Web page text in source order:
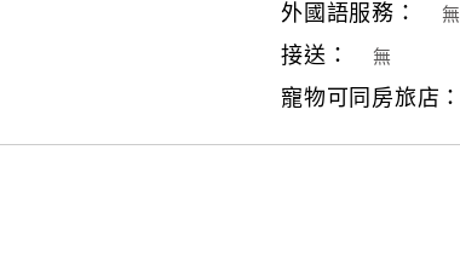
外國語服務： 無
接送： 無
寵物可同房旅店：